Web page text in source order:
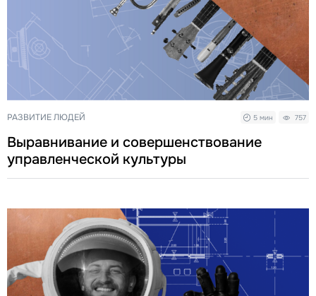
РАЗВИТИЕ ЛЮДЕЙ 5 мин 757
Выравнивание и совершенствование
управленческой культуры